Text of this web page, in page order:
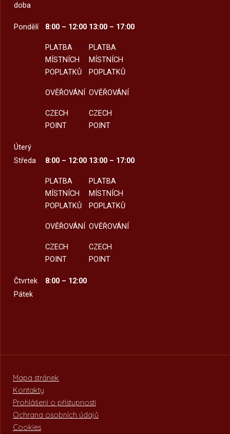
doba
Pondělí 8:00 – 12:00
PLATBA
MÍSTNÍCH
POPLATKŮ
OVĚŘOVÁNÍ
CZECH
POINT
13:00 – 17:00
PLATBA
MÍSTNÍCH
POPLATKŮ
OVĚŘOVÁNÍ
CZECH
POINT
Úterý
Středa
8:00 – 12:00
PLATBA
MÍSTNÍCH
POPLATKŮ
OVĚŘOVÁNÍ
CZECH
POINT
13:00 – 17:00
PLATBA
MÍSTNÍCH
POPLATKŮ
OVĚŘOVÁNÍ
CZECH
POINT
Čtvrtek
8:00 – 12:00
Pátek
Mapa stránek
Kontakty
Prohlášení o přístupnosti
Ochrana osobních údajů
Cookies